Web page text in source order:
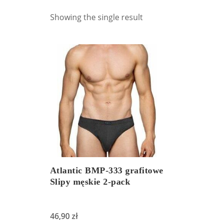
Showing the single result
Atlantic BMP-333 grafitowe
Slipy męskie 2-pack
46,90zł